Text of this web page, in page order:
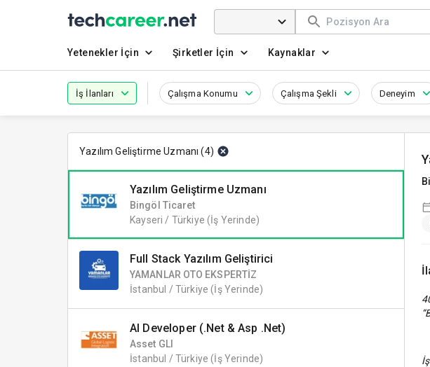
Yetenekler İçin Şirketler İçin Kaynaklar
İş İlanları Çalışma Konumu Çalışma Şekli Deneyim
Yazılım Geliştirme Uzmanı (4)
Yazılım Geliştirme Uzmanı
Bingöl Ticaret
Kayseri / Türkiye(İş Yerinde)
Full Stack Yazılım Geliştirici
YAMANLAR OTO EKSPERTİZ
İstanbul / Türkiye(İş Yerinde)
AI Developer (.Net & Asp .Net)
Asset GLI
İstanbul / Türkiye(İş Yerinde)